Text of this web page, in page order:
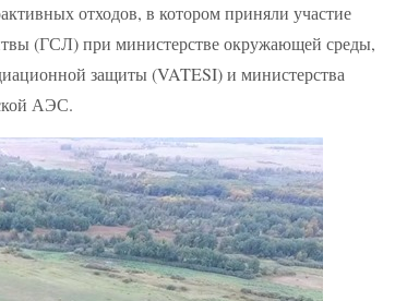
отходов, в котором приняли участие
(ГСЛ) при министерстве окружающей среды,
защиты (VATESI) и министерства
АЭС.